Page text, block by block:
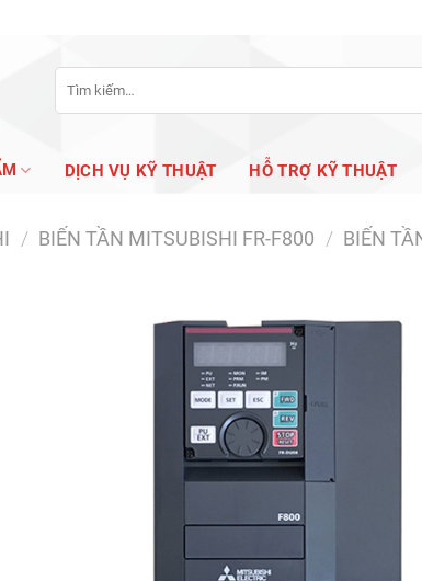
Tìm
kiếm:
DỊCH VỤ KỸ THUẬT HỖ TRỢ KỸ THUẬT
/ BIẾN TẦN MITSUBISHI FR-F800 / BIẾN